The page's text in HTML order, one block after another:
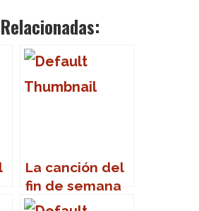
La canción del
fin de semana